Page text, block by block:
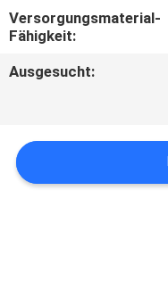
VERBINDUNG
NACHRICHTEN
FORDERN
SIE EIN
Versorgungsmaterial-
Fähigkeit:
Ausgesucht: